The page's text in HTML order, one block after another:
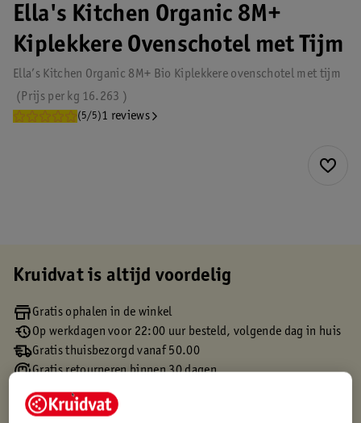
Ella's Kitchen Organic 8M+
Kiplekkere Ovenschotel met Tijm
Ella’s Kitchen Organic 8M+ Bio Kiplekkere ovenschotel met tijm
16.263
Prijs per kg
(5/5)1 reviews
Kruidvat is altijd voordelig
Gratis ophalen in de winkel
Op werkdagen voor 22:00 uur besteld, volgende dag in huis
Gratis thuisbezorgd vanaf 50.00
Gratis retourneren binnen 30 dagen
Gratis punten met je Kruidvat kaart